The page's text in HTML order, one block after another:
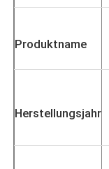
Produktname
Herstellungsjahr